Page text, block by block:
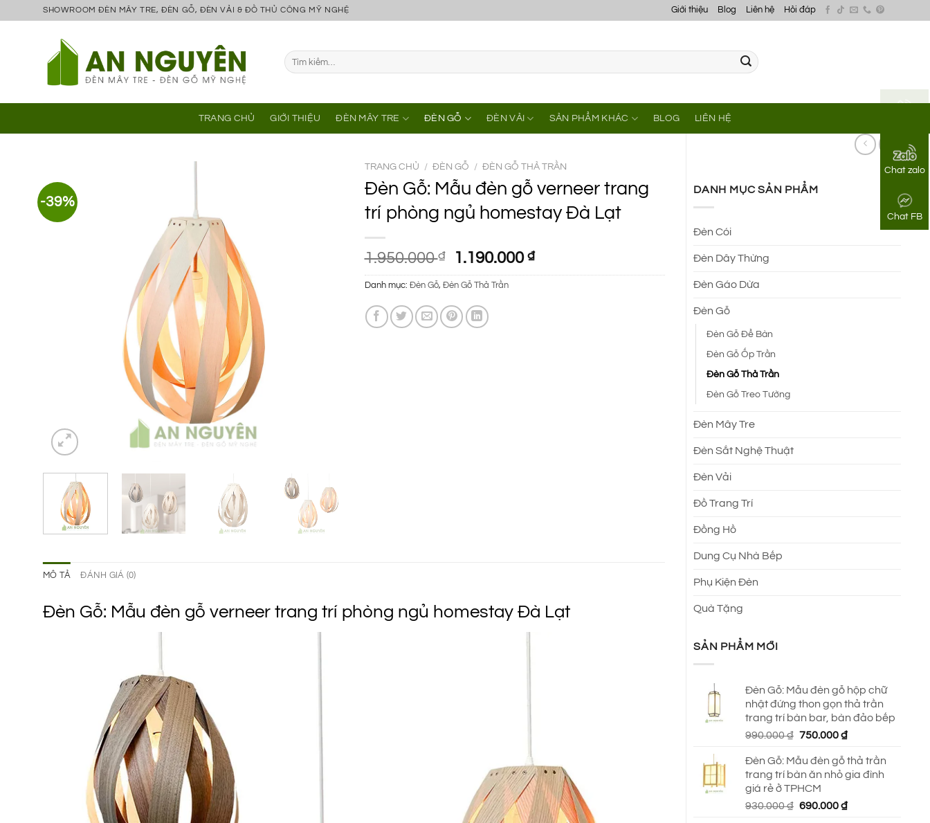
Chat zalo
Chat FB
SHOWROOM ĐÈN MÂY TRE, ĐÈN GỖ, ĐÈN VẢI & ĐỒ THỦ CÔNG MỸ NGHỆ Giới thiệu Blog Liên hệ Hỏi đáp
Tìm
kiếm:
TRANG CHỦ GIỚI THIỆU ĐÈN MÂY TRE ĐÈN GỖ ĐÈN VẢI SẢN PHẨM KHÁC BLOG LIÊN HỆ
DANH MỤC SẢN PHẨM
Đèn Cói
Đèn Dây Thừng
Đèn Gáo Dừa
Đèn Gỗ
Đèn Gỗ Để Bàn
Đèn Gỗ Ốp Trần
Đèn Gỗ Thả Trần
Đèn Gỗ Treo Tường
Đèn Mây Tre
Đèn Sắt Nghệ Thuật
Đèn Vải
Đồ Trang Trí
Đồng Hồ
Dung Cụ Nhà Bếp
Phụ Kiện Đèn
Quà Tặng
SẢN PHẨM MỚI
Đèn Gỗ: Mẫu đèn gỗ hộp chữ
nhật đứng thon gọn thả trần
trang trí bàn bar, bàn đảo bếp
990.000₫ Giá
là:
990.000 ₫.
750.000₫Giá
tại
là:
Đèn Gỗ: Mẫu đèn gỗ thả trần
trang trí bàn ăn nhỏ gia đình
giá rẻ ở TPHCM
930.000₫ Giá
690.000₫Giá
-39%
TRANG CHỦ / ĐÈN GỖ / ĐÈN GỖ THẢ TRẦN
Đèn Gỗ: Mẫu đèn gỗ verneer trang
trí phòng ngủ homestay Đà Lạt
1.950.000₫
Giá
gốc
là:
1.950.000 ₫.
1.190.000 ₫Giá
hiện
Danh mục: Đèn Gỗ, Đèn Gỗ Thả Trần
MÔ TẢ ĐÁNH GIÁ (0)
Đèn Gỗ: Mẫu đèn gỗ verneer trang trí phòng ngủ homestay Đà Lạt